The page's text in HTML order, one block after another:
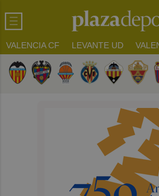
VALENCIA CF LEVANTE UD